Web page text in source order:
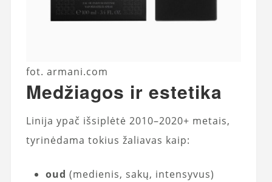
fot. armani.com
Medžiagos ir estetika
Linija ypač išsiplėtė 2010–2020+ metais,
tyrinėdama tokius žaliavas kaip:
oud (medienis, sakų, intensyvus)